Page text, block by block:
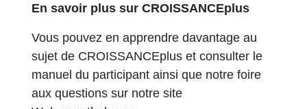
En savoir plus sur CROISSANCEplus
Vous pouvez en apprendre davantage au
sujet de CROISSANCEplus et consulter le
manuel du participant ainsi que notre foire
aux questions sur notre site